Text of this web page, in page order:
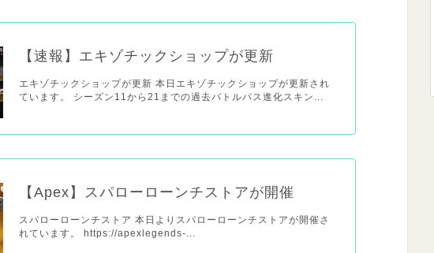
【速報】エキゾチックショップが更新
エキゾチックショップが更新 本日エキゾチックショップが更新され
ています。 シーズン11から21までの過去バトルパス進化スキン...
【Apex】スパローローンチストアが開催
スパローローンチストア 本日よりスパローローンチストアが開催さ
れています。 https://apexlegends-...